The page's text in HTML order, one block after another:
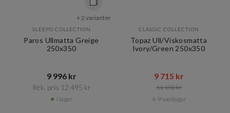
+ 2 varianter
SLEEPO COLLECTION
Paros Ullmatta Greige
250x350
9 996 kr​​
Rek. pris 12 495 kr​​
I lager
CLASSIC COLLECTION
Topaz Ull/Viskosmatta
Ivory/Green 250x350
9 715 kr​​
11 192 kr​​
4-9 vardagar